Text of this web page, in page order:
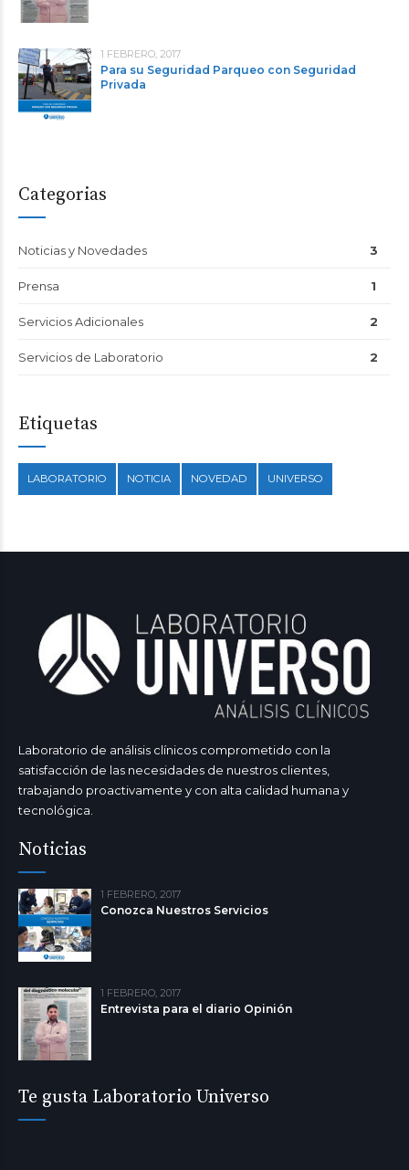
1 FEBRERO, 2017
Para su Seguridad Parqueo con Seguridad
Privada
Categorias
Noticias y Novedades 3
Prensa 1
Servicios Adicionales 2
Servicios de Laboratorio 2
Etiquetas
LABORATORIO NOTICIA NOVEDAD UNIVERSO
Laboratorio de análisis clínicos comprometido con la
satisfacción de las necesidades de nuestros clientes,
trabajando proactivamente y con alta calidad humana y
tecnológica.
Noticias
1 FEBRERO, 2017
Conozca Nuestros Servicios
1 FEBRERO, 2017
Entrevista para el diario Opinión
Te gusta Laboratorio Universo